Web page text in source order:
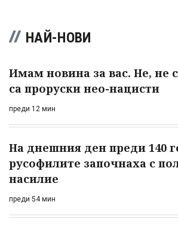
НАЙ-НОВИ
Имам новина за вас. Не, не
са проруски нео-нацисти
преди 12 мин
На днешния ден преди 140
русофилите започнаха с
насилие
преди 54 мин